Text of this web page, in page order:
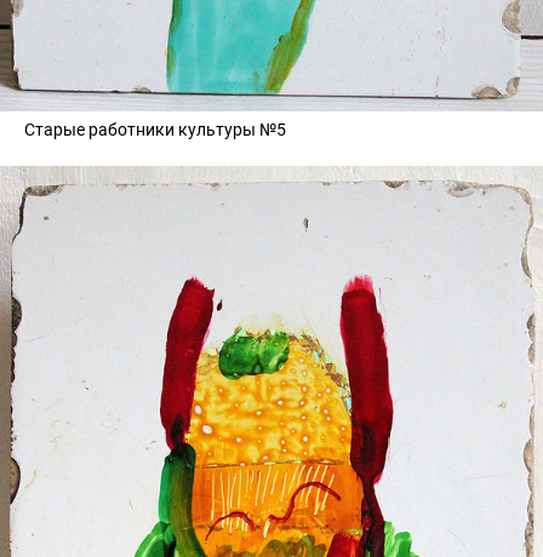
Старые работники культуры №5